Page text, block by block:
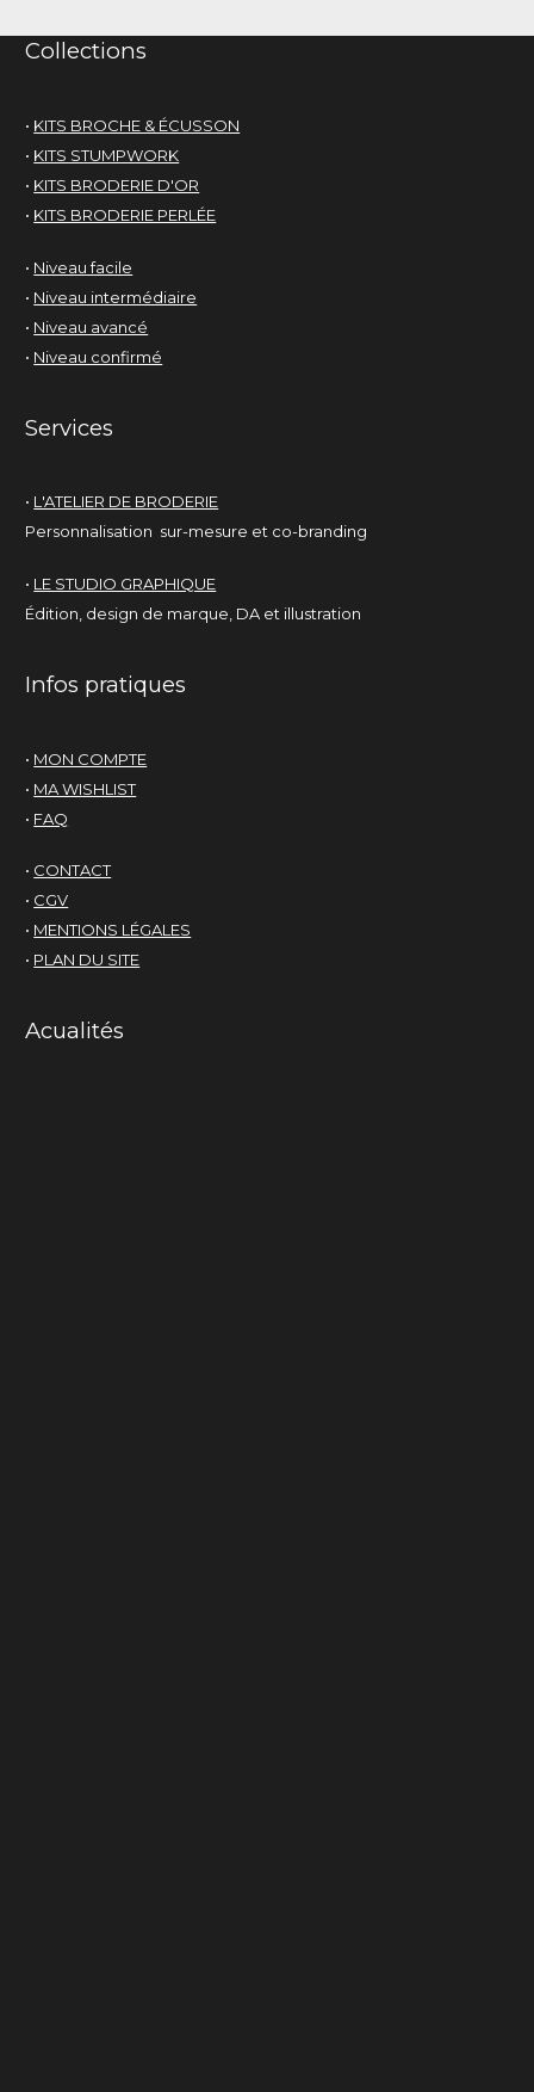
Collections
• KITS BROCHE & ÉCUSSON
• KITS STUMPWORK
• KITS BRODERIE D'OR
• KITS BRODERIE PERLÉE
• Niveau facile
• Niveau intermédiaire
• Niveau avancé
• Niveau confirmé
Services
• L'ATELIER DE BRODERIE
Personnalisation sur-mesure et co-branding
• LE STUDIO GRAPHIQUE
Édition, design de marque, DA et illustration
Infos pratiques
• MON COMPTE
• MA WISHLIST
• FAQ
• CONTACT
• CGV
• MENTIONS LÉGALES
• PLAN DU SITE
Acualités